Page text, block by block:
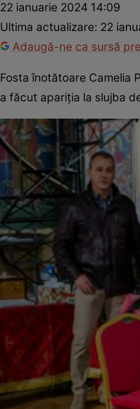
22 ianuarie 2024 14:09
Ultima actualizare: 22
Adaugă-ne ca sursă
Fosta înotătoare Camelia
a făcut apariția la slujba